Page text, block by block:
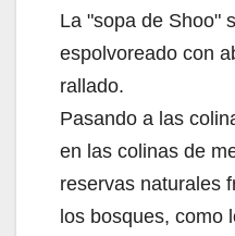
La "sopa de Shoo"
espolvoreado con
rallado.
Pasando a las
en las colinas de
reservas naturales
los bosques, como